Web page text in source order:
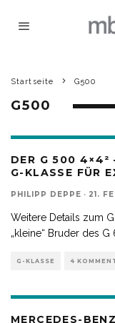
Startseite G500
G500
DER G 500 4×4²
G-KLASSE FÜR
PHILIPP DEPPE · 21.
Weitere Details zum
„kleine“ Bruder des G
G-KLASSE 4
MERCEDES-